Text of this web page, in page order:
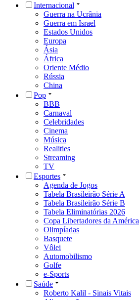
Internacional
Guerra na Ucrânia
Guerra em Israel
Estados Unidos
Europa
Ásia
África
Oriente Médio
Rússia
China
Pop
BBB
Carnaval
Celebridades
Cinema
Música
Realities
Streaming
TV
Esportes
Agenda de Jogos
Tabela Brasileirão Série A
Tabela Brasileirão Série B
Tabela Eliminatórias 2026
Copa Libertadores da América
Olimpíadas
Basquete
Vôlei
Automobilismo
Golfe
e-Sports
Saúde
Roberto Kalil - Sinais Vitais